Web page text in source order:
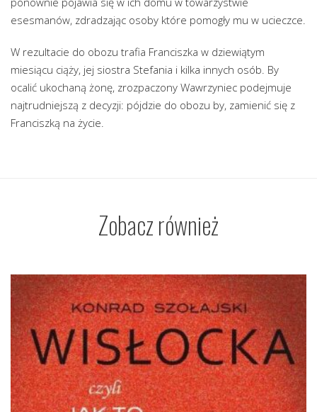
esesmanów, zdradzając osoby które pomogły mu w ucieczce.
W rezultacie do obozu trafia Franciszka w dziewiątym
miesiącu ciąży, jej siostra Stefania i kilka innych osób. By
ocalić ukochaną żonę, zrozpaczony Wawrzyniec podejmuje
najtrudniejszą z decyzji: pójdzie do obozu by, zamienić się z
Franciszką na życie.
Zobacz również